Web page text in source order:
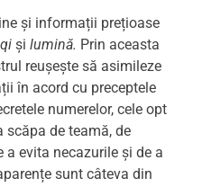
informații prețioase
qi și lumină. Prin aceasta
reușește să asimileze
în acord cu preceptele
numerelor, cele opt
de teamă, de
a evita necazurile și de a
sunt câteva din